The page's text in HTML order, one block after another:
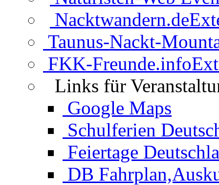
Nacktwandern.de
Taunus-Nackt-
FKK-Freunde.info
Links für
Google Maps
Schulferien
Feiertage
DB